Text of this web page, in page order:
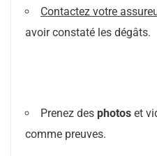
Contactez votre
avoir constaté les dégâts.
Prenez des photos et
comme preuves.